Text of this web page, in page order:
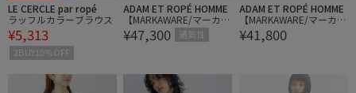
LE CERCLE par ropé
ラッフルカラーブラウス
¥5,313
2BUY10%OFF
ADAM ET ROPÉ HOMME
【MARKAWARE/マーカウ
ェア】NEW OPEN COLLA
R S/S SHIRT
¥47,300 通気性
ADAM ET ROPÉ HOMME
【MARKAWARE/マーカウ
ェア】DOUBLE PLEATED
EASY TROUSERS
¥41,800